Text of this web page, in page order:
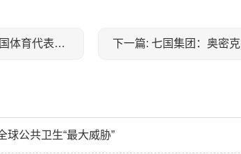
上一篇: 中国驻英大使：欢迎英国体育代表团参加北京冬奥会
公共卫生“最大威胁”